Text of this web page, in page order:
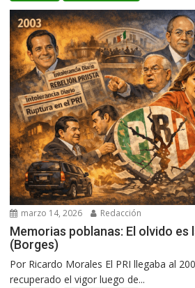
marzo 14, 2026 Redacción
Memorias poblanas: El olvido es
(Borges)
Por Ricardo Morales El PRI llegaba al
recuperado el vigor luego de...